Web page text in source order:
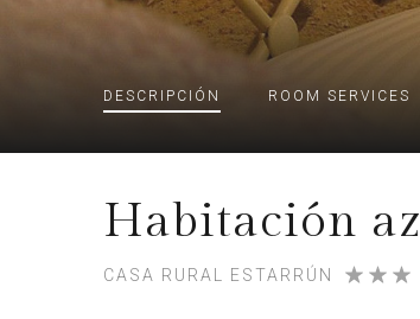
DESCRIPCIÓN ROOM SERVICES
Habitación
CASA RURAL ESTARRÚN